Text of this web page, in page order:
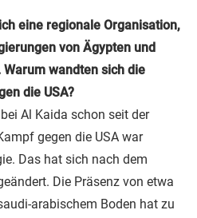
eine regionale Organisation,
von Ägypten und
wandten sich die
die USA?
Al Kaida schon seit der
gegen die USA war
Das hat sich nach dem
Die Präsenz von etwa
arabischem Boden hat zu